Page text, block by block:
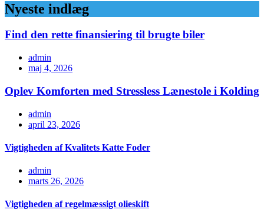
Nyeste indlæg
Find den rette finansiering til brugte biler
admin
maj 4, 2026
Oplev Komforten med Stressless Lænestole i Kolding
admin
april 23, 2026
Vigtigheden af Kvalitets Katte Foder
admin
marts 26, 2026
Vigtigheden af regelmæssigt olieskift